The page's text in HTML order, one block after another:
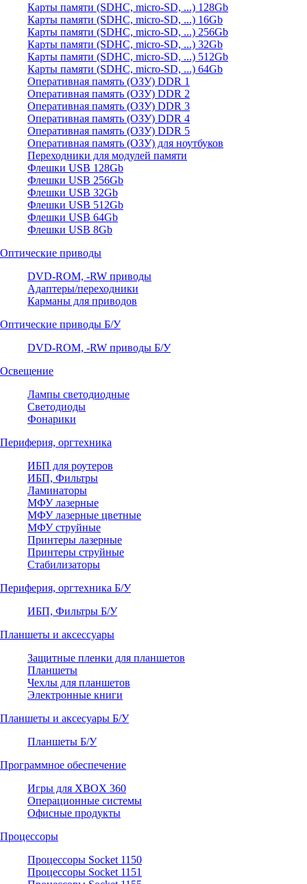
Карты памяти (SDHC, micro-SD, ...) 128Gb
Карты памяти (SDHC, micro-SD, ...) 16Gb
Карты памяти (SDHC, micro-SD, ...) 256Gb
Карты памяти (SDHC, micro-SD, ...) 32Gb
Карты памяти (SDHC, micro-SD, ...) 512Gb
Карты памяти (SDHC, micro-SD, ...) 64Gb
Оперативная память (ОЗУ) DDR 1
Оперативная память (ОЗУ) DDR 2
Оперативная память (ОЗУ) DDR 3
Оперативная память (ОЗУ) DDR 4
Оперативная память (ОЗУ) DDR 5
Оперативная память (ОЗУ) для ноутбуков
Переходники для модулей памяти
Флешки USB 128Gb
Флешки USB 256Gb
Флешки USB 32Gb
Флешки USB 512Gb
Флешки USB 64Gb
Флешки USB 8Gb
Оптические приводы
DVD-ROM, -RW приводы
Адаптеры/переходники
Карманы для приводов
Оптические приводы Б/У
DVD-ROM, -RW приводы Б/У
Освещение
Лампы светодиодные
Светодиоды
Фонарики
Периферия, оргтехника
ИБП для роутеров
ИБП, Фильтры
Ламинаторы
МФУ лазерные
МФУ лазерные цветные
МФУ струйные
Принтеры лазерные
Принтеры струйные
Стабилизаторы
Периферия, оргтехника Б/У
ИБП, Фильтры Б/У
Планшеты и аксессуары
Защитные пленки для планшетов
Планшеты
Чехлы для планшетов
Электронные книги
Планшеты и аксесуары Б/У
Планшеты Б/У
Программное обеспечение
Игры для XBOX 360
Операционные системы
Офисные продукты
Процессоры
Процессоры Socket 1150
Процессоры Socket 1151